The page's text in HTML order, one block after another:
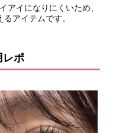
アイになりにくいため、
アイテムです。
レポ